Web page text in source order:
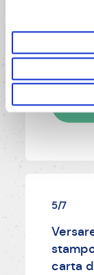
verso
non si
5/7
carta